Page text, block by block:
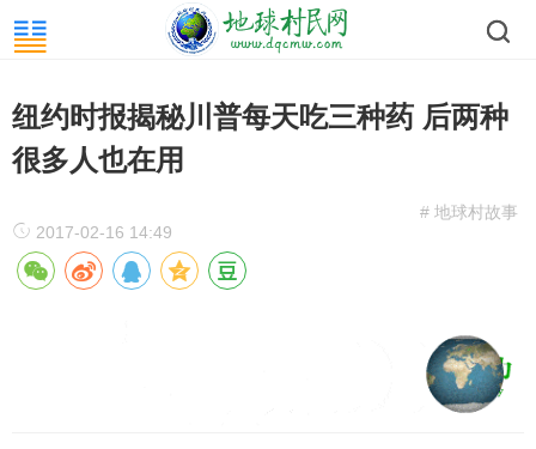
纽约时报揭秘川普每天吃三种药 后两种
很多人也在用
# 地球村故事
2017-02-16 14:49